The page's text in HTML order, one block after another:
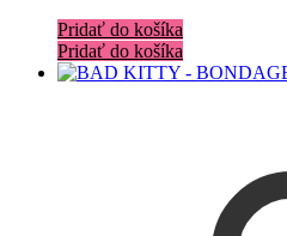
Pridať do košíka
Pridať do košíka